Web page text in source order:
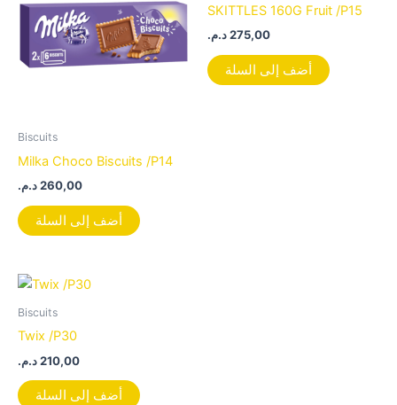
Biscuits
Milka Choco Biscuits /P14
260,00د.م.
أضف إلى السلة
SKITTLES 160G Fruit /P15
275,00د.م.
أضف إلى السلة
Biscuits
Twix /P30
210,00د.م.
أضف إلى السلة